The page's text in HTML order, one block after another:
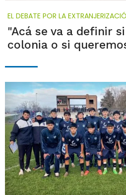
EL DEBATE POR LA
"Acá se va a definir
colonia o si